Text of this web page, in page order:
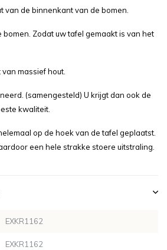
van de binnenkant van de bomen.
Zodat uw tafel gemaakt is van het
massief hout.
(samengesteld) U krijgt dan ook de
kwaliteit.
op de hoek van de tafel geplaatst.
een hele strakke stoere uitstraling.
EXKR1162
EXKR1162